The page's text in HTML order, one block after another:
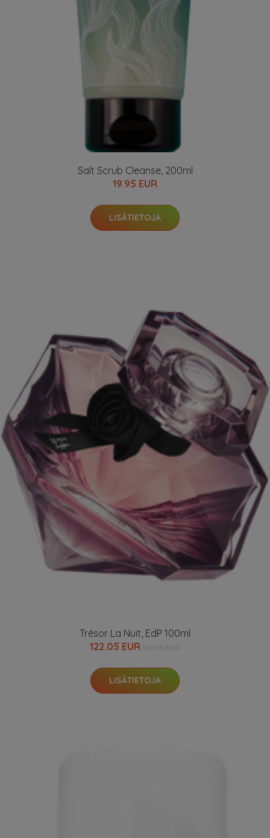
Salt Scrub Cleanse, 200ml
19.95 EUR
LISÄTIETOJA
Trésor La Nuit, EdP 100ml
122.05 EUR
LISÄTIETOJA